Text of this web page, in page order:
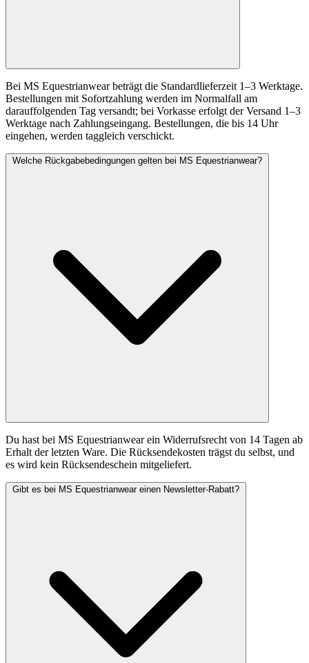
Bei MS Equestrianwear beträgt die Standardlieferzeit 1–3 Werktage.
Bestellungen mit Sofortzahlung werden im Normalfall am
darauffolgenden Tag versandt; bei Vorkasse erfolgt der Versand 1–3
Werktage nach Zahlungseingang. Bestellungen, die bis 14 Uhr
eingehen, werden taggleich verschickt.
Welche Rückgabebedingungen gelten bei MS Equestrianwear?
Du hast bei MS Equestrianwear ein Widerrufsrecht von 14 Tagen ab
Erhalt der letzten Ware. Die Rücksendekosten trägst du selbst, und
es wird kein Rücksendeschein mitgeliefert.
Gibt es bei MS Equestrianwear einen Newsletter-Rabatt?